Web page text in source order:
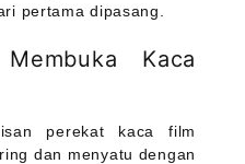
pertama dipasang.
Kaca
perekat kaca film
dan menyatu dengan